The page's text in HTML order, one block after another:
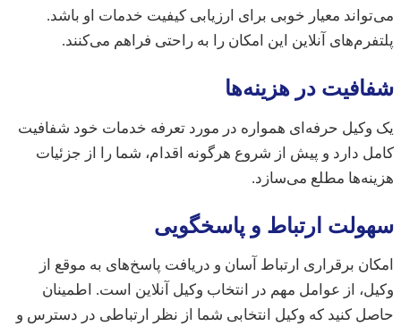
معیار خوبی برای ارزیابی کیفیت خدمات او باشد.
آنلاین این امکان را به راحتی فراهم می‌کنند.
در هزینه‌ها
حرفه‌ای همواره در مورد تعرفه خدمات خود شفافیت
دارد و پیش از شروع هرگونه اقدام، شما را از جزئیات
مطلع می‌سازد.
ارتباط و پاسخگویی
برقراری ارتباط آسان و دریافت پاسخ‌های به موقع از
از عوامل مهم در انتخاب وکیل آنلاین است. اطمینان
کنید که وکیل انتخابی شما از نظر ارتباطی در دسترس و